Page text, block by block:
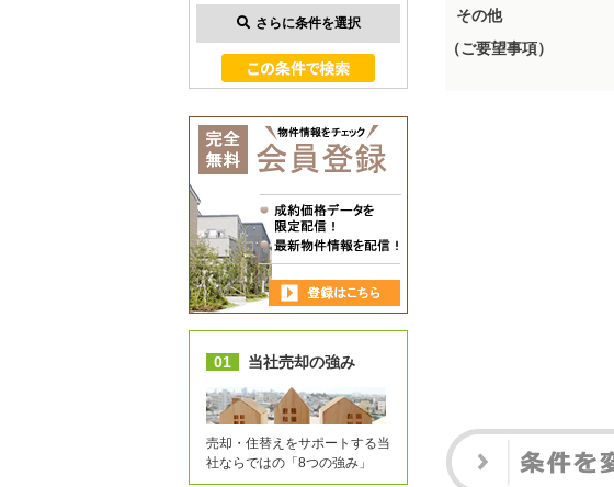
その他
（ご要望事項）
さらに条件を選択
01 当社売却の強み
売却・住替えをサポートする当
社ならではの「8つの強み」